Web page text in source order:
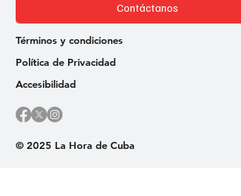
© 2025 La Hora de Cuba
Contáctanos
Términos y condiciones
Política de Privacidad
Accesibilidad